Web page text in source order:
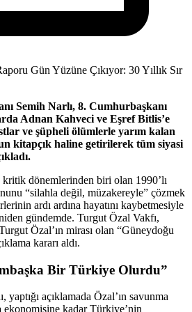
Semih Narlı, 8. Cumhurbaşkanı
Adnan Kahveci ve Eşref Bitlis’e
ve şüpheli ölümlerle yarım kalan
kitapçık haline getirilerek tüm siyasi
dönemlerinden biri olan 1990’lı
“silahla değil, müzakereyle” çözmek
ardı ardına hayatını kaybetmesiyle
gündemde. Turgut Özal Vakfı,
Özal’ın mirası olan “Güneydoğu
kararı aldı.
Bir Türkiye Olurdu”
yaptığı açıklamada Özal’ın savunma
ekonomisine kadar Türkiye’nin